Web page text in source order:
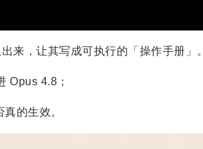
来，让其写成可执行的「操作手册」。
Opus 4.8；
的生效。